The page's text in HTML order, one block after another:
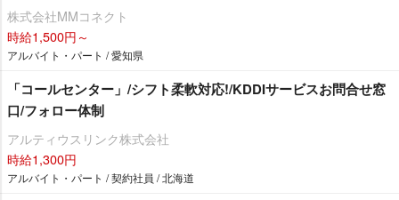
株式会社MMコネクト
時給1,500円～
アルバイト・パート / 愛知県
「コールセンター」/シフト柔軟対応!/KDDIサービスお問合せ窓
口/フォロー体制
アルティウスリンク株式会社
時給1,300円
アルバイト・パート / 契約社員 / 北海道